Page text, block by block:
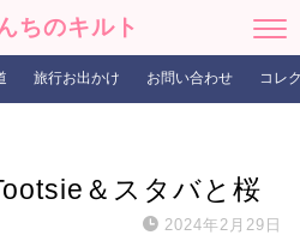
ちのキルト
旅行お出かけ お問い合わせ コレ
＆スタバと桜
2024年2月29日